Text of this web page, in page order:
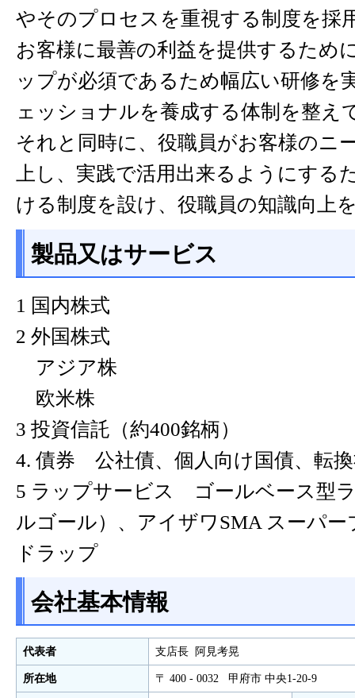
やそのプロセスを重視する制度を採
お客様に最善の利益を提供するため
ップが必須であるため幅広い研修を
ェッショナルを養成する体制を整え
それと同時に、役職員がお客様のニ
上し、実践で活用出来るようにする
ける制度を設け、役職員の知識向上
製品又はサービス
1 国内株式
2 外国株式
アジア株
欧米株
3 投資信託（約400銘柄）
4. 債券 公社債、個人向け国債、転
5 ラップサービス ゴールベース型
ルゴール）、アイザワSMA スーパ
ドラップ
会社基本情報
代表者 支店長 阿見考晃
所在地 〒 400 - 0032 甲府市 中央1-20-9